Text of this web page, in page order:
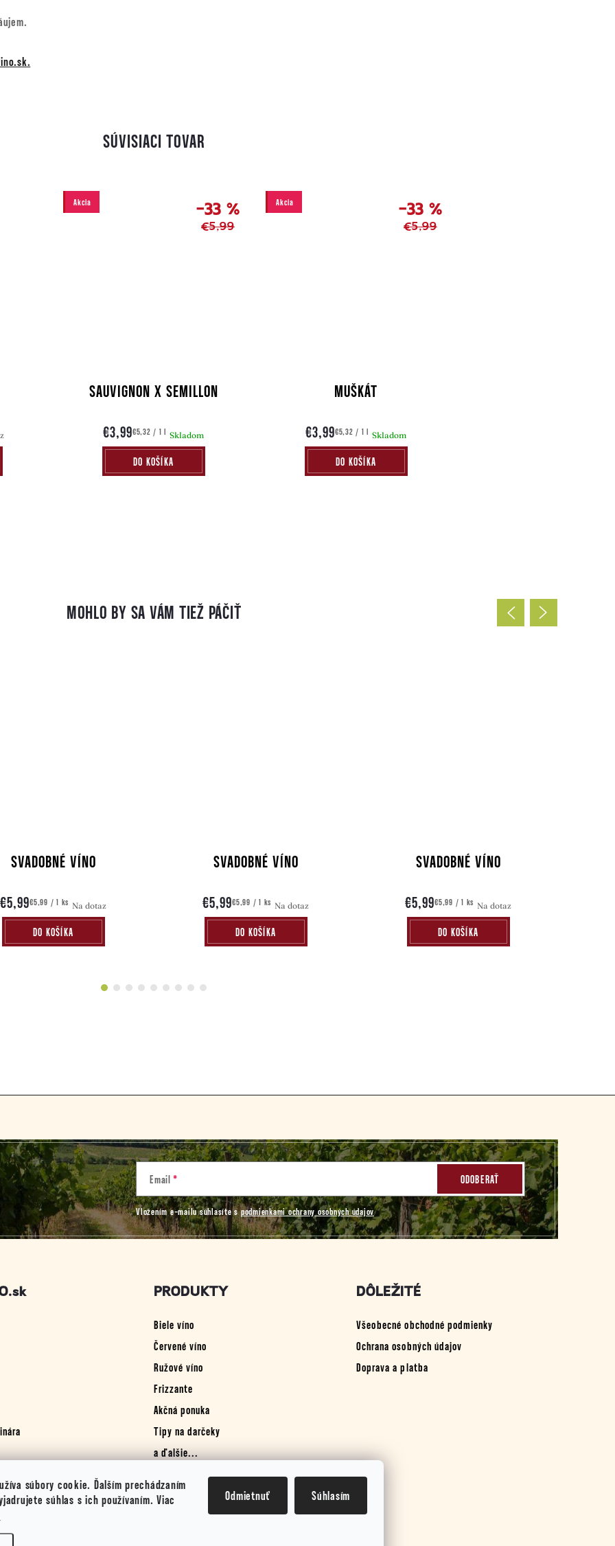
súbory cookie. Ďalším prechádzaním
súhlas s ich používaním. Viac
Odmietnuť Súhlasím
SÚVISIACI TOVAR
Akcia
€5,99
–33 %
SAUVIGNON X SEMILLON
€3,99Jednotková
cena:
€5,32 / 1 l Skladom
DO KOŠÍKA
Akcia
€5,99
–33 %
MUŠKÁT
€3,99Jednotková
cena:
€5,32 / 1 l Skladom
DO KOŠÍKA
SVADOBNÉ VÍNO
€5,99Jednotková
cena:
€5,99 / 1 ks Na dotaz
DO KOŠÍKA
SVADOBNÉ VÍNO
€5,99Jednotková
cena:
€5,99 / 1 ks Na dotaz
DO KOŠÍKA
SVADOBNÉ VÍNO
€5,99Jednotková
cena:
€5,99 / 1 ks Na dotaz
DO KOŠÍKA
Email
Vložením e-mailu súhlasíte spodmienkami ochrany osobných údajov
ODOBERAŤ
PRODUKTY
Biele víno
Červené víno
Ružové víno
Frizzante
Akčná ponuka
Tipy na darčeky
a ďalšie...
DÔLEŽITÉ
Všeobecné obchodné podmienky
Ochrana osobných údajov
Doprava a platba